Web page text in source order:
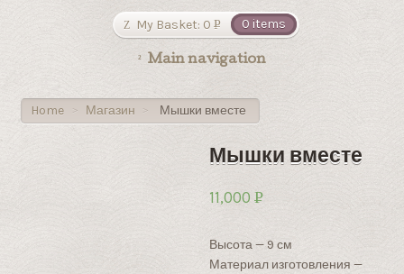
My Basket: 0Р
0 items
Main navigation
Home > Магазин > Мышки вместе
Мышки вместе
11,000Р
Высота — 9 см
Материал изготовления —